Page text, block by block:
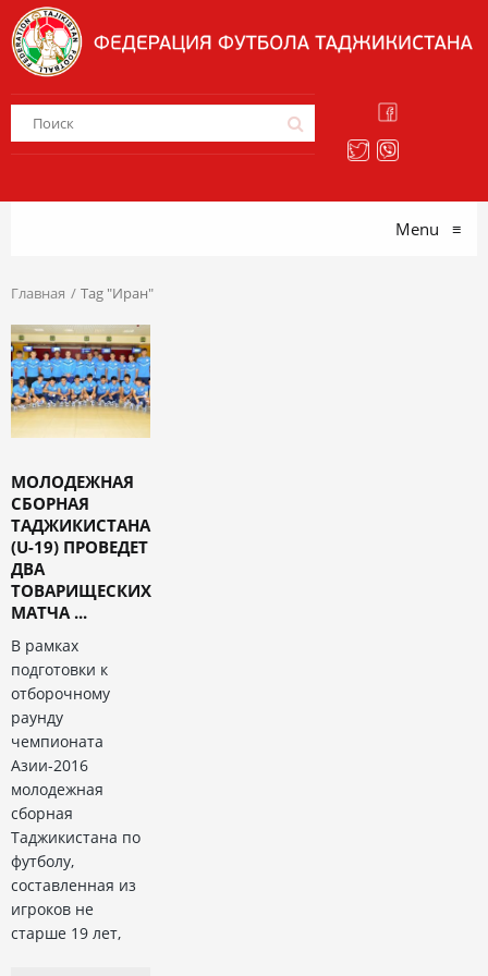
Menu ≡
Главная Tag "Иран"
МОЛОДЕЖНАЯ
СБОРНАЯ
ТАДЖИКИСТАНА
(U-19) ПРОВЕДЕТ
ДВА
ТОВАРИЩЕСКИХ
МАТЧА ...
В рамках
подготовки к
отборочному
раунду
чемпионата
Азии-2016
молодежная
сборная
Таджикистана по
футболу,
составленная из
игроков не
старше 19 лет,